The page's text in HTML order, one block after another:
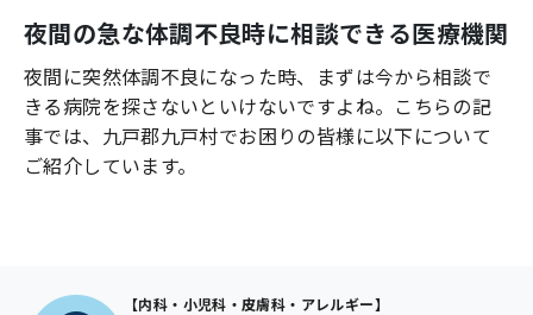
よくあるご質問
夜間の急な体調不良時に相談できる医療機関
夜間に突然体調不良になった時、まずは今から相談で
きる病院を探さないといけないですよね。こちらの記
事では、 九戸郡九戸村でお困りの皆様に以下について
ご紹介しています。
【内科・小児科・皮膚科・アレルギー】